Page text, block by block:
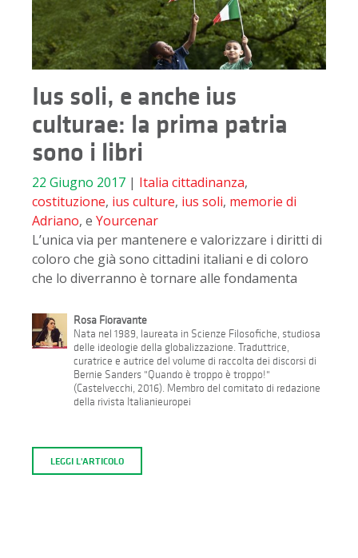
Ius soli, e anche ius
culturae: la prima patria
sono i libri
22 Giugno 2017 | Italia cittadinanza,
costituzione, ius culture, ius soli, memorie di
Adriano, e Yourcenar
L’unica via per mantenere e valorizzare i diritti di
coloro che già sono cittadini italiani e di coloro
che lo diverranno è tornare alle fondamenta
Rosa Fioravante
Nata nel 1989, laureata in Scienze Filosofiche, studiosa
delle ideologie della globalizzazione. Traduttrice,
curatrice e autrice del volume di raccolta dei discorsi di
Bernie Sanders "Quando è troppo è troppo!"
(Castelvecchi, 2016). Membro del comitato di redazione
della rivista Italianieuropei
LEGGI L'ARTICOLO